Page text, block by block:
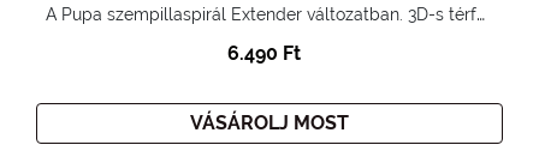
A Pupa szempillaspirál Extender változatban. 3D-s térfogatnövelő hatás. Hihetetlenül hosszú és göndör szempillák
6.490 Ft
VÁSÁROLJ MOST